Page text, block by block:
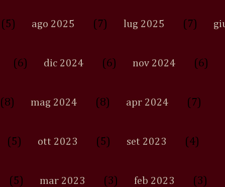
(5) ago 2025 (7) lug 2025 (7)
(6) dic 2024 (6) nov 2024 (6)
(8) mag 2024 (8) apr 2024 (7)
(5) ott 2023 (5) set 2023 (4)
(5) mar 2023 (3) feb 2023 (3)